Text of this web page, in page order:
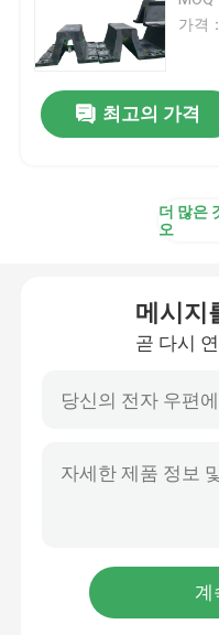
주요한 고무 방현재
콘 고무 방현재
원통 해양 설비
셀 고무 방현재
터그 보트 펜더
해저 펜더
가격
최고의 가격
더 많은
오
메시지
곧 다시